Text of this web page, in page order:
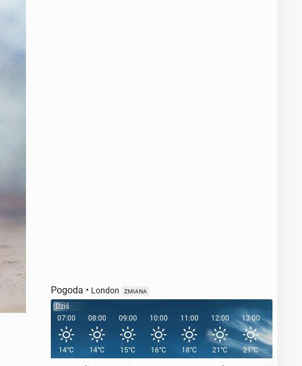
Pogoda • London ZMIANA
Dziś
07:00
14°C
08:00
14°C
09:00
15°C
10:00
16°C
11:00
18°C
12:00
21°C
13:00
21°C
14:00